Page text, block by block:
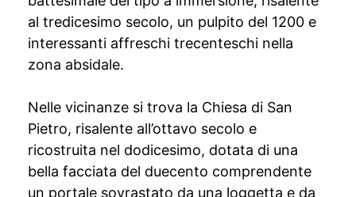
al tredicesimo secolo, un pulpito del 1200 e
interessanti affreschi trecenteschi nella
zona absidale.
Nelle vicinanze si trova la Chiesa di San
Pietro, risalente all’ottavo secolo e
ricostruita nel dodicesimo, dotata di una
bella facciata del duecento comprendente
un portale sovrastato da una loggetta e da